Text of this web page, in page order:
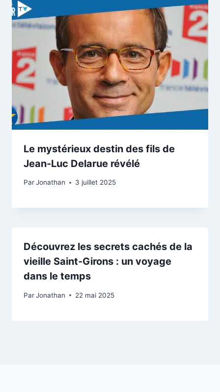
Le mystérieux destin des fils de
Jean-Luc Delarue révélé
ParJonathan 3 juillet 2025
Découvrez les secrets cachés de la
vieille Saint-Girons : un voyage
dans le temps
ParJonathan 22 mai 2025